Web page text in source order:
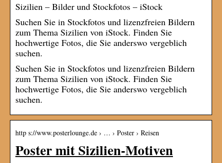
Sizilien – Bilder und Stockfotos – iStock
Suchen Sie in Stockfotos und lizenzfreien Bildern
zum Thema Sizilien von iStock. Finden Sie
hochwertige Fotos, die Sie anderswo vergeblich
suchen.
Suchen Sie in Stockfotos und lizenzfreien Bildern
zum Thema Sizilien von iStock. Finden Sie
hochwertige Fotos, die Sie anderswo vergeblich
suchen.
http s://www.posterlounge.de › … › Poster › Reisen
Poster mit Sizilien-Motiven